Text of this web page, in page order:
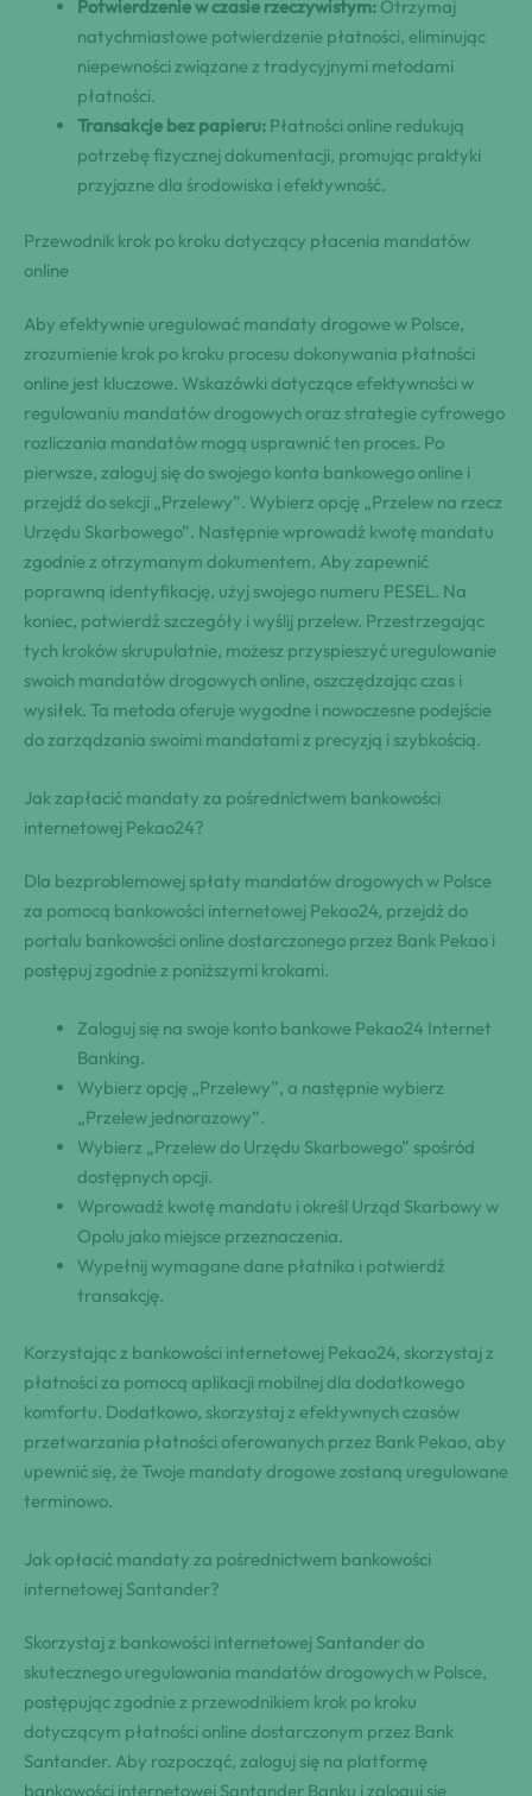
Potwierdzenie w czasie rzeczywistym: Otrzymaj
natychmiastowe potwierdzenie płatności, eliminując
niepewności związane z tradycyjnymi metodami
płatności.
Transakcje bez papieru: Płatności online redukują
potrzebę fizycznej dokumentacji, promując praktyki
przyjazne dla środowiska i efektywność.
Przewodnik krok po kroku dotyczący płacenia mandatów
online
Aby efektywnie uregulować mandaty drogowe w Polsce,
zrozumienie krok po kroku procesu dokonywania płatności
online jest kluczowe. Wskazówki dotyczące efektywności w
regulowaniu mandatów drogowych oraz strategie cyfrowego
rozliczania mandatów mogą usprawnić ten proces. Po
pierwsze, zaloguj się do swojego konta bankowego online i
przejdź do sekcji „Przelewy”. Wybierz opcję „Przelew na rzecz
Urzędu Skarbowego”. Następnie wprowadź kwotę mandatu
zgodnie z otrzymanym dokumentem. Aby zapewnić
poprawną identyfikację, użyj swojego numeru PESEL. Na
koniec, potwierdź szczegóły i wyślij przelew. Przestrzegając
tych kroków skrupulatnie, możesz przyspieszyć uregulowanie
swoich mandatów drogowych online, oszczędzając czas i
wysiłek. Ta metoda oferuje wygodne i nowoczesne podejście
do zarządzania swoimi mandatami z precyzją i szybkością.
Jak zapłacić mandaty za pośrednictwem bankowości
internetowej Pekao24?
Dla bezproblemowej spłaty mandatów drogowych w Polsce
za pomocą bankowości internetowej Pekao24, przejdź do
portalu bankowości online dostarczonego przez Bank Pekao i
postępuj zgodnie z poniższymi krokami.
Zaloguj się na swoje konto bankowe Pekao24 Internet
Banking.
Wybierz opcję „Przelewy”, a następnie wybierz
„Przelew jednorazowy”.
Wybierz „Przelew do Urzędu Skarbowego” spośród
dostępnych opcji.
Wprowadź kwotę mandatu i określ Urząd Skarbowy w
Opolu jako miejsce przeznaczenia.
Wypełnij wymagane dane płatnika i potwierdź
transakcję.
Korzystając z bankowości internetowej Pekao24, skorzystaj z
płatności za pomocą aplikacji mobilnej dla dodatkowego
komfortu. Dodatkowo, skorzystaj z efektywnych czasów
przetwarzania płatności oferowanych przez Bank Pekao, aby
upewnić się, że Twoje mandaty drogowe zostaną uregulowane
terminowo.
Jak opłacić mandaty za pośrednictwem bankowości
internetowej Santander?
Skorzystaj z bankowości internetowej Santander do
skutecznego uregulowania mandatów drogowych w Polsce,
postępując zgodnie z przewodnikiem krok po kroku
dotyczącym płatności online dostarczonym przez Bank
Santander. Aby rozpocząć, zaloguj się na platformę
bankowości internetowej Santander Banku i zaloguj się